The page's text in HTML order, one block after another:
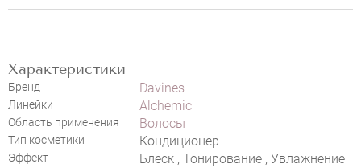
Характеристики
Бренд Davines
Линейки Alchemic
Область применения Волосы
Тип косметики Кондиционер
Эффект Блеск , Тонирование , Увлажнение